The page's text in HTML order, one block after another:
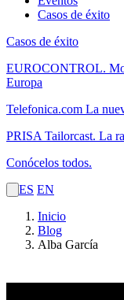
Casos de éxito
Casos de éxito
EUROCONTROL.
Europa
Telefonica.com La
PRISA Tailorcast. La
Conócelos todos.
ES EN
Inicio
Blog
Alba García